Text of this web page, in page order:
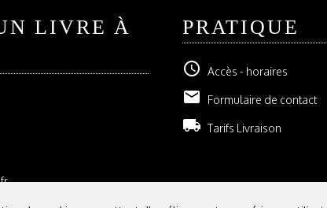
LIVRE À
PRATIQUE
schedule Accès - horaires
email Formulaire de contact
local_shipping Tarifs Livraison